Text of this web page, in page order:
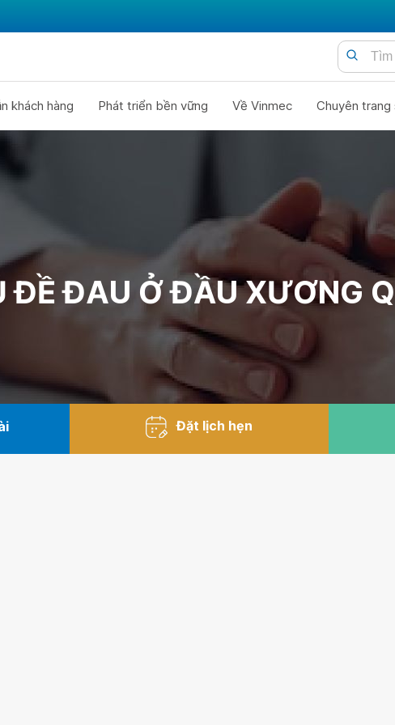
khách hàng Phát triển bền vững Về Vinmec Chuyên trang
ĐỀ ĐAU Ở ĐẦU XƯƠNG
Đặt lịch hẹn